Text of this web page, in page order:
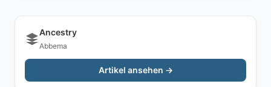
Ancestry
Abbema
Artikel ansehen →